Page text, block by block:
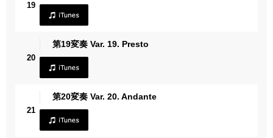
19
20
第19変奏 Var. 19. Presto
21
第20変奏 Var. 20. Andante